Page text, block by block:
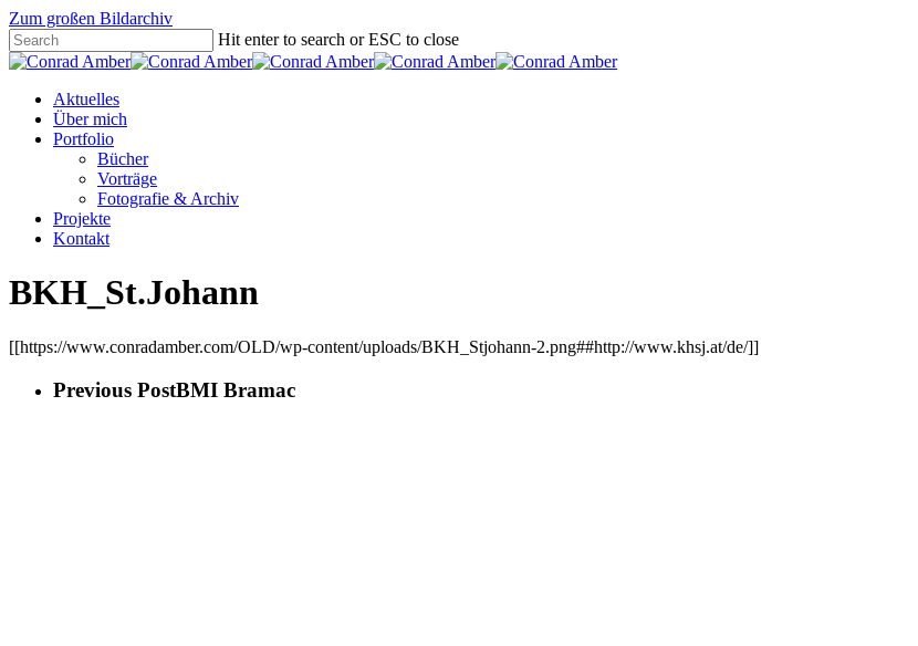
Zum großen Bildarchiv
Hit enter to search or ESC to close
Aktuelles
Über mich
Portfolio
Bücher
Vorträge
Fotografie & Archiv
Projekte
Kontakt
BKH_St.Johann
[[https://www.conradamber.com/OLD/wp-content/uploads/BKH_Stjohann-2.png##http://www.khsj.at/de/]]
Previous PostBMI Bramac